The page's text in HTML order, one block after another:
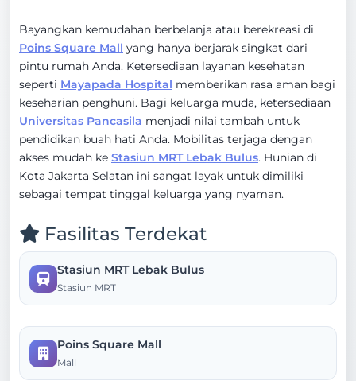
Bayangkan kemudahan berbelanja atau berekreasi di
Poins Square Mall yang hanya berjarak singkat dari
pintu rumah Anda. Ketersediaan layanan kesehatan
seperti Mayapada Hospital memberikan rasa aman bagi
keseharian penghuni. Bagi keluarga muda, ketersediaan
Universitas Pancasila menjadi nilai tambah untuk
pendidikan buah hati Anda. Mobilitas terjaga dengan
akses mudah ke Stasiun MRT Lebak Bulus. Hunian di
Kota Jakarta Selatan ini sangat layak untuk dimiliki
sebagai tempat tinggal keluarga yang nyaman.
Fasilitas Terdekat
Stasiun MRT Lebak Bulus
Stasiun MRT
Poins Square Mall
Mall